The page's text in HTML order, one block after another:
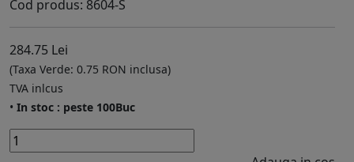
Cod produs: 8604-S
284.75 Lei
(Taxa Verde: 0.75 RON inclusa)
TVA inlcus
• In stoc : peste 100Buc